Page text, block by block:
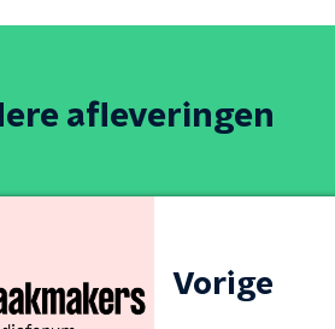
afleveringen
Vorige